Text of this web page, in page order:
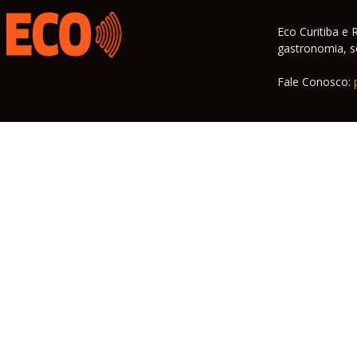
Eco Curitiba e
gastronomia,
Fale Conosco: